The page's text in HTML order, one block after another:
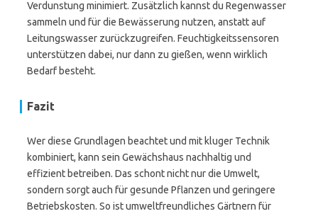
Verdunstung minimiert. Zusätzlich kannst du Regenwasser
sammeln und für die Bewässerung nutzen, anstatt auf
Leitungswasser zurückzugreifen. Feuchtigkeitssensoren
unterstützen dabei, nur dann zu gießen, wenn wirklich
Bedarf besteht.
Fazit
Wer diese Grundlagen beachtet und mit kluger Technik
kombiniert, kann sein Gewächshaus nachhaltig und
effizient betreiben. Das schont nicht nur die Umwelt,
sondern sorgt auch für gesunde Pflanzen und geringere
Betriebskosten. So ist umweltfreundliches Gärtnern für